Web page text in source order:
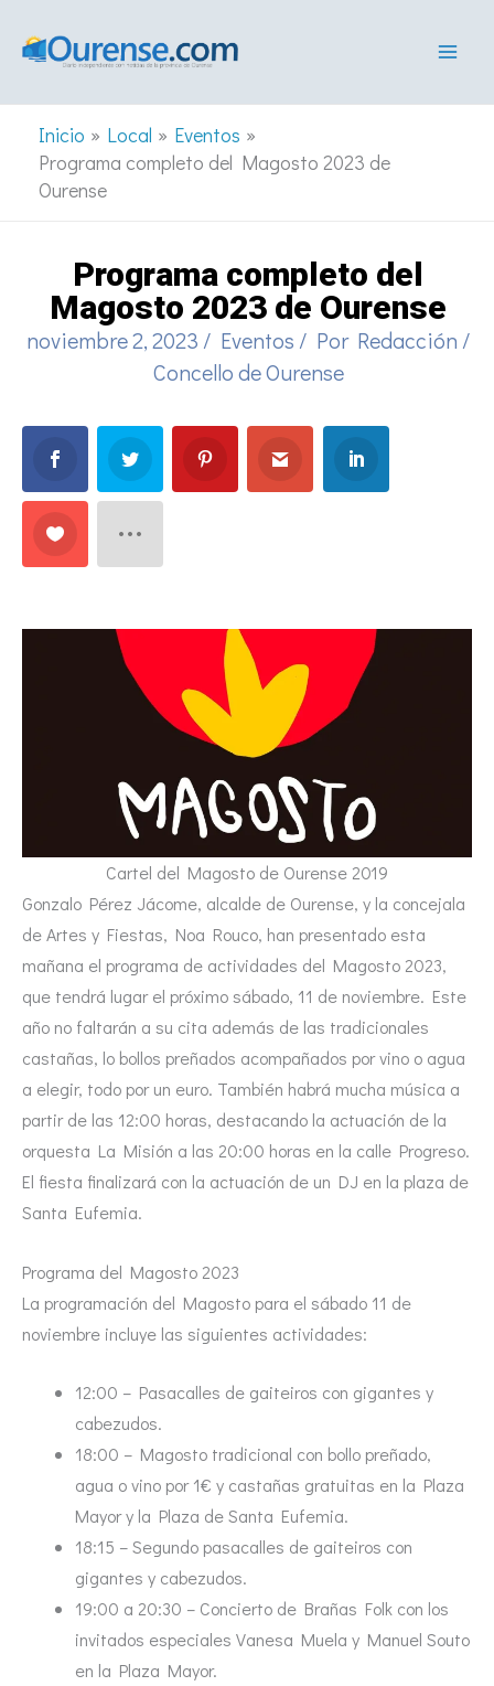
Inicio Local
Eventos
Programa completo del Magosto 2023 de
Ourense
Programa completo del
Magosto 2023 de Ourense
noviembre 2, 2023 / Eventos / Por Redacción /
Concello de Ourense
Cartel del Magosto de Ourense 2019
Gonzalo Pérez Jácome, alcalde de Ourense, y la concejala
de Artes y Fiestas, Noa Rouco, han presentado esta
mañana el programa de actividades del Magosto 2023,
que tendrá lugar el próximo sábado, 11 de noviembre. Este
año no faltarán a su cita además de las tradicionales
castañas, lo bollos preñados acompañados por vino o agua
a elegir, todo por un euro. También habrá mucha música a
partir de las 12:00 horas, destacando la actuación de la
orquesta La Misión a las 20:00 horas en la calle Progreso.
El fiesta finalizará con la actuación de un DJ en la plaza de
Santa Eufemia.
Programa del Magosto 2023
La programación del Magosto para el sábado 11 de
noviembre incluye las siguientes actividades:
12:00 – Pasacalles de gaiteiros con gigantes y
cabezudos.
18:00 – Magosto tradicional con bollo preñado,
agua o vino por 1€ y castañas gratuitas en la Plaza
Mayor y la Plaza de Santa Eufemia.
18:15 – Segundo pasacalles de gaiteiros con
gigantes y cabezudos.
19:00 a 20:30 – Concierto de Brañas Folk con los
invitados especiales Vanesa Muela y Manuel Souto
en la Plaza Mayor.